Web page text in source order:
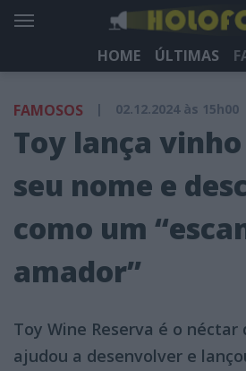
HOME ÚLTIMAS
HOLOFOTE TV
FAMOSOS | 02.12.2024 às 15h00
Toy lança
seu nome e
como um
amador”
Toy Wine Reserva é o néctar
ajudou a desenvolver e